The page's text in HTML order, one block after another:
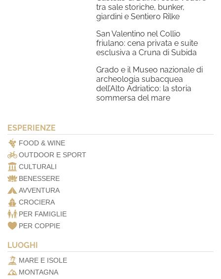
tra sale storiche, bunker,
giardini e Sentiero Rilke
San Valentino nel Collio
friulano: cena privata e suite
esclusiva a Cruna di Subida
Grado e il Museo nazionale di
archeologia subacquea
dell’Alto Adriatico: la storia
sommersa del mare
ESPERIENZE
FOOD & WINE
OUTDOOR E SPORT
CULTURALI
BENESSERE
AVVENTURA
CROCIERA
PER FAMIGLIE
PER COPPIE
LUOGHI
MARE E ISOLE
MONTAGNA